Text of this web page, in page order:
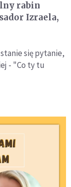
rabin
Izraela,
się pytanie,
- "Co ty tu